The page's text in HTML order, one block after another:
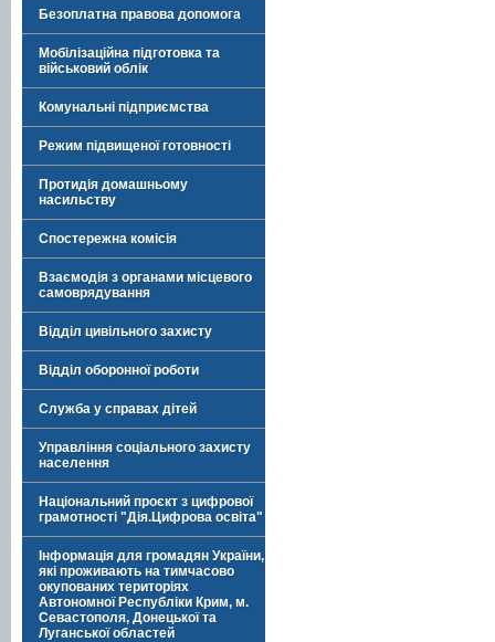
Безоплатна правова допомога
Мобілізаційна підготовка та
військовий облік
Комунальні підприємства
Режим підвищеної готовності
Протидія домашньому
насильству
Спостережна комісія
Взаємодія з органами місцевого
самоврядування
Відділ цивільного захисту
Відділ оборонної роботи
Служба у справах дітей
Управління соціального захисту
населення
Національний проєкт з цифрової
грамотності "Дія.Цифрова освіта"
Інформація для громадян України,
які проживають на тимчасово
окупованих територіях
Автономної Республіки Крим, м.
Севастополя, Донецької та
Луганської областей